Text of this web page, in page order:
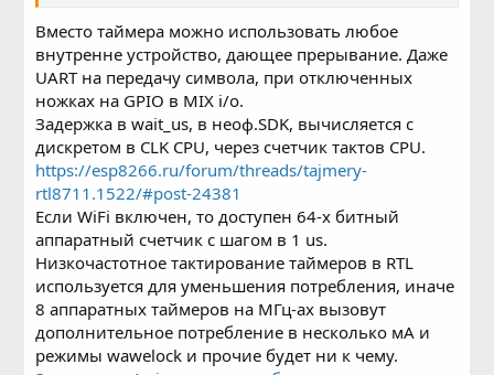
Вместо таймера можно использовать любое
внутренне устройство, дающее прерывание. Даже
UART на передачу символа, при отключенных
ножках на GPIO в MIX i/o.
Задержка в wait_us, в неоф.SDK, вычисляется с
дискретом в CLK CPU, через счетчик тактов CPU.
https://esp8266.ru/forum/threads/tajmery-
rtl8711.1522/#post-24381
Если WiFi включен, то доступен 64-х битный
аппаратный счетчик с шагом в 1 us.
Низкочастотное тактирование таймеров в RTL
используется для уменьшения потребления, иначе
8 аппаратных таймеров на МГц-ах вызовут
дополнительное потребление в несколько мА и
режимы wawelock и прочие будет ни к чему.